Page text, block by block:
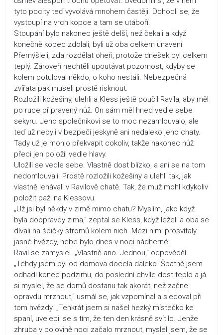
tyto pocity teď vyvolává mnohem častěji. Dohodli se, že
vystoupí na vrch kopce a tam se utáboří.
Stoupání bylo nakonec ještě delší, než čekali a když
konečně kopec zdolali, byli už oba celkem unavení.
Přemýšleli, zda rozdělat oheň, protože dnešek byl celkem
teplý. Zároveň nechtěli upoutávat pozornost, kdyby se
kolem potuloval někdo, o koho nestáli. Nebezpečná
zvířata pak museli prostě risknout.
Rozložili kožešiny, ulehli a Kless ještě poučil Ravila, aby měl
po ruce připravený nůž. On sám měl hned vedle sebe
sekyru. Jeho společníkovi se to moc nezamlouvalo, ale
teď už nebyli v bezpečí jeskyně ani nedaleko jeho chaty.
Tady už je mohlo překvapit cokoliv, takže nakonec nůž
přeci jen položil vedle hlavy.
Uložili se vedle sebe. Vlastně dost blízko, a ani se na tom
nedomlouvali. Prostě rozložili kožešiny a ulehli tak, jak
vlastně lehávali v Ravilově chatě. Tak, že muž mohl kdykoliv
položit paži na Klessovu.
„Už jsi byl někdy v zimě mimo chatu? Myslím, jako když
byla doopravdy zima,“ zeptal se Kless, když leželi a oba se
dívali na špičky stromů kolem nich. Mezi nimi prosvítaly
jasné hvězdy, nebe bylo dnes v noci nádherné.
Ravil se zamyslel. „Vlastně ano. Jednou,“ odpověděl.
„Tehdy jsem byl od domova docela daleko. Špatně jsem
odhadl konec podzimu, do poslední chvíle dost teplo a já
si myslel, že se domů dostanu tak akorát, než začne
opravdu mrznout,“ usmál se, jak vzpomínal a sledoval při
tom hvězdy. „Tenkrát jsem si našel hezký místečko ke
spaní, uvelebil se s tím, že ten den krásně svítilo. Jenže
zhruba v polovině noci začalo mrznout, myslel jsem, že se